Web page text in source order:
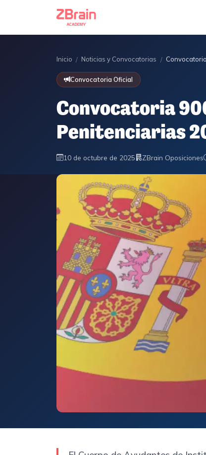
Inicio / Noticias y Convocatorias /
Convocatoria Oficial
Convocatoria
Penitenciarias
10 de octubre de 2025 ZBrain Oposiciones